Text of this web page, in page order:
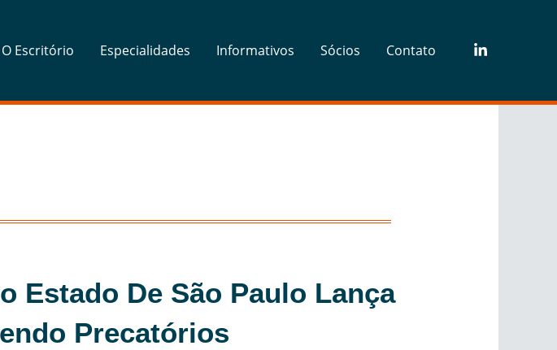
O Escritório Especialidades Informativos Sócios Contato
Estado De São Paulo Lança
Precatórios